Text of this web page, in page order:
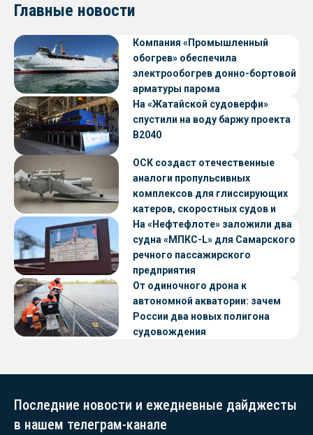
Главные новости
Компания «Промышленный
обогрев» обеспечила
электрообогрев донно-бортовой
арматуры парома
«Петропавловск» проекта CNF22
На «Жатайской судоверфи»
спустили на воду баржу проекта
В2040
ОСК создаст отечественные
аналоги пропульсивных
комплексов для глиссирующих
катеров, скоростных судов и
судов с малой осадкой
На «Нефтефлоте» заложили два
судна «МПКС-L» для Самарского
речного пассажирского
предприятия
От одиночного дрона к
автономной акватории: зачем
России два новых полигона
судовождения
Последние новости и ежедневные дайджесты
в нашем телеграм-канале